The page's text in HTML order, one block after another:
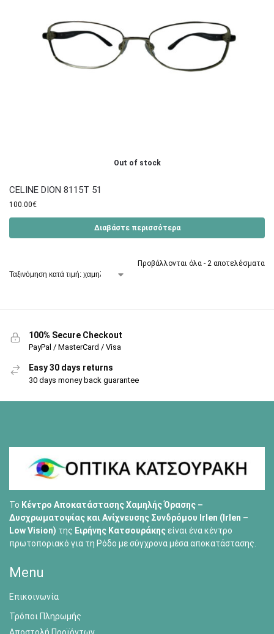
Out of stock
CELINE DION 8115T 51
100.00€
Διαβάστε περισσότερα
Προβάλλονται όλα - 2 αποτελέσματα
100% Secure Checkout
PayPal / MasterCard / Visa
Easy 30 days returns
30 days money back guarantee
Το Κέντρο Αποκατάστασης Χαμηλής Όρασης –
Δυσχρωματοψίας και Ανίχνευσης Συνδρόμου Irlen (Irlen –
Low Vision) της Ειρήνης Κατσουράκηςείναι ένα κέντρο
πρωτοποριακό για τη Ρόδο με σύγχρονα μέσα αποκατάστασης.
Menu
Επικοινωνία
Τρόποι Πληρωμής